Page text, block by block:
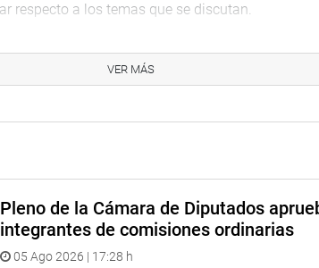
respecto a los temas que se discutan.
de la presidenta de Asociación Nacional de
Cayetana Aljovín Gazzani.
de la Sociedad Nacional de Pesquería,
Legislativo en compañía de la directora
SNP, Jorge Risi.
Prieto recibió la visita protocolar del director
Fernando Gómez Nossa, con quien dialogó
VER MÁS
Pleno de la Cámara de Diputados
integrantes de comisiones ordinarias
05 Ago 2026 | 17:28 h